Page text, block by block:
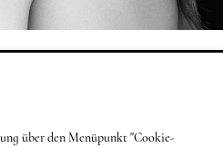
über den Menüpunkt "Cookie-